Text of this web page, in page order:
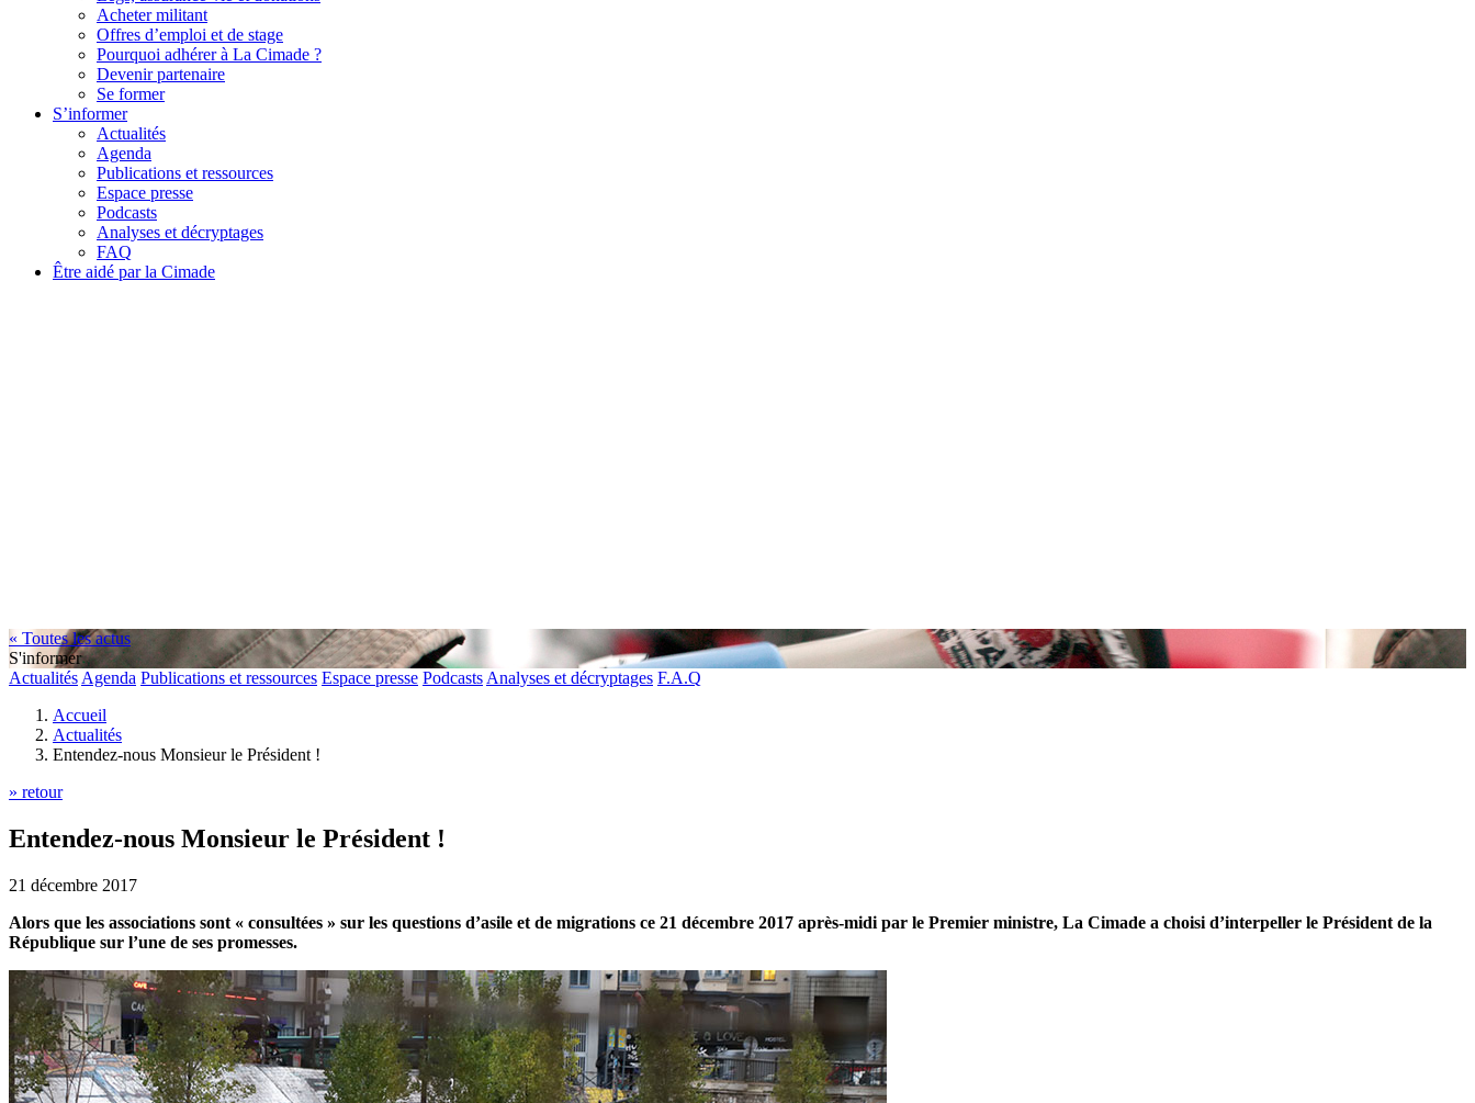
Acheter militant
Offres d’emploi et de stage
Pourquoi adhérer à La Cimade ?
Devenir partenaire
Se former
S’informer
Actualités
Agenda
Publications et ressources
Espace presse
Podcasts
Analyses et décryptages
FAQ
Être aidé par la Cimade
« Toutes les actus
S'informer
Actualités Agenda Publications et ressources Espace presse Podcasts Analyses et décryptages F.A.Q
Accueil
Actualités
Entendez-nous Monsieur le Président !
» retour
Entendez-nous Monsieur le Président !
21 décembre 2017
Alors que les associations sont « consultées » sur les questions d’asile et de migrations ce 21 décembre 2017 après-midi par le Premier ministre, La Cimade a choisi d’interpeller le Président de la
République sur l’une de ses promesses.